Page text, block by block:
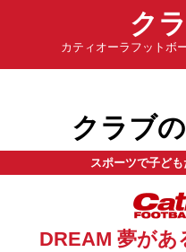
ク
カティオーラフットボ
クラブ
スポーツで子ども
DREAM 夢があ